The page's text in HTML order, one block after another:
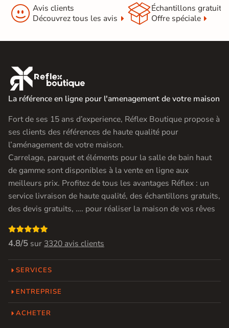
 Avis clients
Découvrez tous les avis
Échantillons gratuit
Offre spéciale

La référence en ligne pour l'amenagement de votre maison
Fort de ses 15 ans d’experience, Réflex Boutique propose à
ses clients des références de haute qualité pour
l’aménagement de votre maison.
Carrelage, parquet et éléments pour la salle de bain haut
de gamme sont disponibles à la vente en ligne aux
meilleurs prix. Profitez de tous les avantages Réflex : un
service livraison de haute qualité, des échantillons gratuits,
des devis gratuits, …. pour réaliser la maison de vos rêves

4.8/5 sur 3320 avis clients
SERVICES
ENTREPRISE
ACHETER